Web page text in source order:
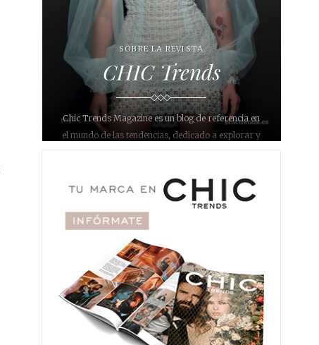
SOBRE LA REVISTA
CHIC Trends
Chic Trends Magazine es un blog de referencia en
el mundo de las tendencias, dedicado a explorar y
interiorismo, gastronomía, belleza, maquillaje,
fotografía y joyería. Con un enfoque único y
sofisticado, nuestro objetivo es inspirar a nuestros
lectores y proporcionarles información relevante y
actualizada sobre lo que está de moda en
diferentes áreas.
Nuestro blog se ha convertido en un destino para
aquellos que buscan estar al día con lo último en
moda, decoración y estilo de vida. mundo de las
tendencias chic!